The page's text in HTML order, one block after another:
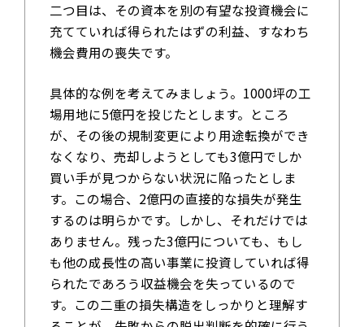
二つ目は、その資本を別の有望な投資機会に
充てていれば得られたはずの利益、すなわち
機会費用の喪失です。
具体的な例を考えてみましょう。1000坪の工
場用地に5億円を投じたとします。ところ
が、その後の規制変更により用途転換ができ
なくなり、売却しようとしても3億円でしか
買い手が見つからない状況に陥ったとしま
す。この場合、2億円の直接的な損失が発生
するのは明らかです。しかし、それだけでは
ありません。残った3億円についても、もし
も他の成長性の高い事業に投資していれば得
られたであろう収益機会を失っているので
す。この二重の損失構造をしっかりと理解す